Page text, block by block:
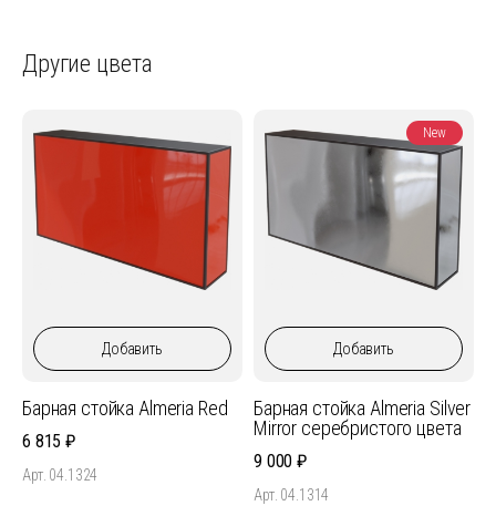
Другие цвета
Добавить
Барная стойка Almeria Red
6 815
Арт. 04.1324
Добавить
New
Барная стойка Almeria Silver
Mirror серебристого цвета
9 000
Арт. 04.1314